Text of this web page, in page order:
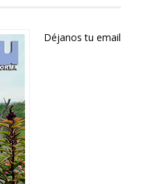
Déjanos tu email